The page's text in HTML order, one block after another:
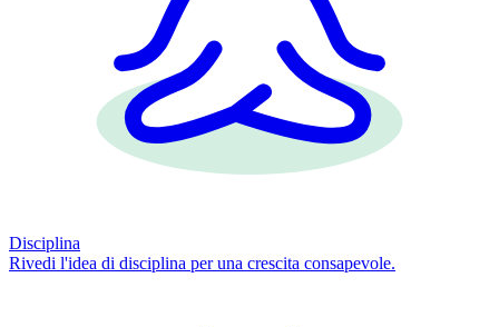
Disciplina
Rivedi l'idea di disciplina per una crescita consapevole.